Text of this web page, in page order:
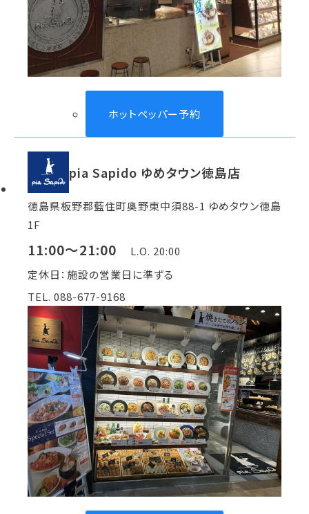
ホットペッパー予約
pia Sapido ゆめタウン徳島店
徳島県板野郡藍住町奥野東中須88-1 ゆめタウン徳島
1F
11:00～21:00
L.O. 20:00
定休日：施設の営業日に準ずる
TEL. 088-677-9168